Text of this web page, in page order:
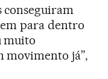
conseguiram
para dentro
muito
movimento já”,